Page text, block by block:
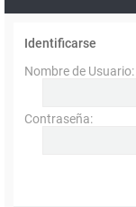
Identificarse
Nombre de Usuario:
Contraseña: